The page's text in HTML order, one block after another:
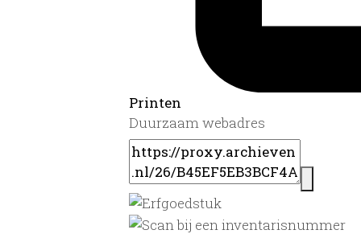
Printen
Duurzaam webadres